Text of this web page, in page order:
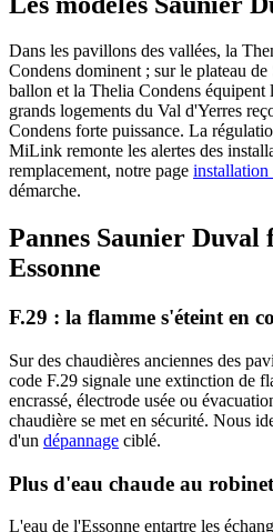
Dans les pavillons des vallées, la
Condens dominent ; sur le plateau
ballon et la Thelia Condens équipent
grands logements du Val d'Yerres
Condens forte puissance. La
MiLink remonte les alertes des
remplacement, notre page installation
démarche.
Pannes Saunier Duval
Essonne
F.29 : la flamme s'éteint en
Sur des chaudières anciennes des
code F.29 signale une extinction de
encrassé, électrode usée ou
chaudière se met en sécurité. Nous
d'un dépannage ciblé.
Plus d'eau chaude au robinet
L'eau de l'Essonne entartre les